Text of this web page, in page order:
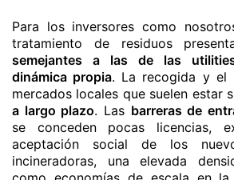
Para los inversores como
tratamiento de residuos
semejantes a las de las
dinámica propia. La recogida y el
mercados locales que suelen estar
a largo plazo. Las barreras de
se conceden pocas licencias,
aceptación social de los
incineradoras, una elevada